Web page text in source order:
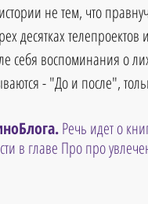
не тем, что
десятках
себя воспоминания о
- "До и после",
Речь идет о
в главе Про про